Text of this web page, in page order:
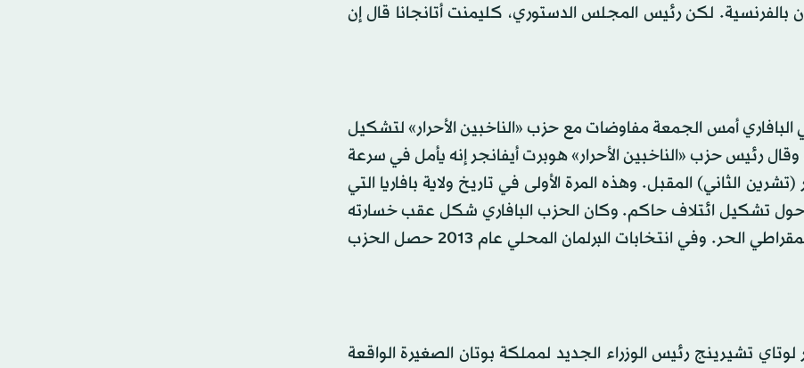
بالفرنسية. لكن رئيس المجلس الدستوري، كليمنت أتانجانا قال إن
أمس الجمعة مفاوضات مع حزب «الناخبين الأحرار» لتشكيل
وقال رئيس حزب «الناخبين الأحرار» هوبرت أيفانجر إنه يأمل في سرعة
قبل المهلة المسموح بها حتى 12 نوفمبر (تشرين الثاني) المقبل. وهذه المرة الأولى في تاريخ ولاية بافاريا التي
حول تشكيل ائتلاف حاكم. وكان الحزب البافاري شكل عقب خسارته
للأغلبية المطلقة عام 2008 ائتلافا حاكما مع الحزب الديمقراطي الحر. وفي انتخابات البرلمان المحلي عام 2013 حصل الحزب
تشيرينج رئيس الوزراء الجديد لمملكة بوتان الصغيرة الواقعة